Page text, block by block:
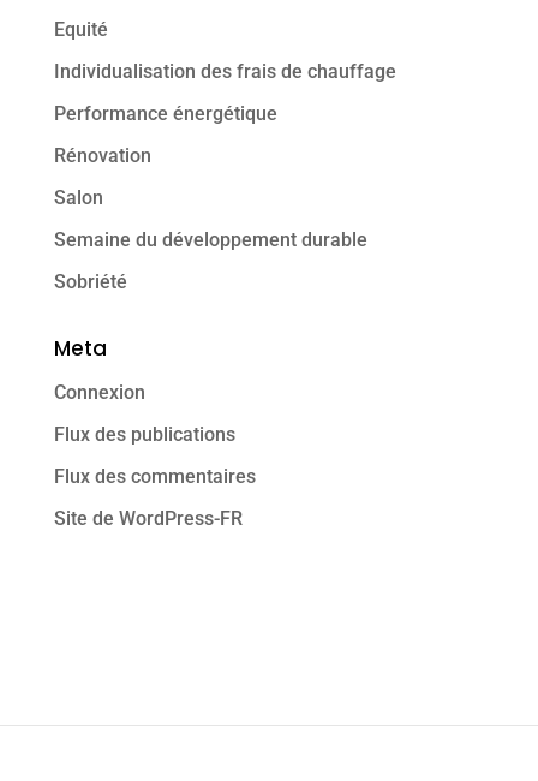
Equité
Individualisation des frais de chauffage
Performance énergétique
Rénovation
Salon
Semaine du développement durable
Sobriété
Meta
Connexion
Flux des publications
Flux des commentaires
Site de WordPress-FR